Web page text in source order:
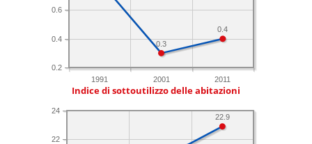
1991 2001 2011
0.2
0.4
0.6
0.4
0.3
Indice di sottoutilizzo delle abitazioni
22
24
22.9